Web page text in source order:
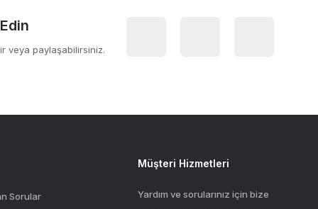
veya paylaşabilirsiniz.
Sorular
Müşteri Hizmetleri
Yardım ve sorularınız için bize